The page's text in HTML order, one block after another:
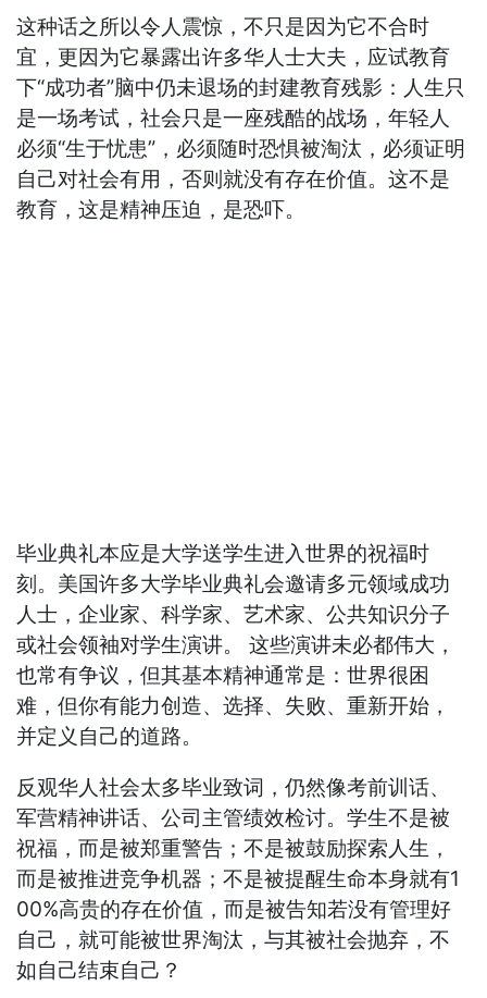
这种话之所以令人震惊，不只是因为它不合时
宜，更因为它暴露出许多华人士大夫，应试教育
下“成功者”脑中仍未退场的封建教育残影：人生只
是一场考试，社会只是一座残酷的战场，年轻人
必须“生于忧患”，必须随时恐惧被淘汰，必须证明
自己对社会有用，否则就没有存在价值。这不是
教育，这是精神压迫，是恐吓。
毕业典礼本应是大学送学生进入世界的祝福时
刻。美国许多大学毕业典礼会邀请多元领域成功
人士，企业家、科学家、艺术家、公共知识分子
或社会领袖对学生演讲。 这些演讲未必都伟大，
也常有争议，但其基本精神通常是：世界很困
难，但你有能力创造、选择、失败、重新开始，
并定义自己的道路。
反观华人社会太多毕业致词，仍然像考前训话、
军营精神讲话、公司主管绩效检讨。学生不是被
祝福，而是被郑重警告；不是被鼓励探索人生，
而是被推进竞争机器；不是被提醒生命本身就有1
00%高贵的存在价值，而是被告知若没有管理好
自己，就可能被世界淘汰，与其被社会抛弃，不
如自己结束自己？